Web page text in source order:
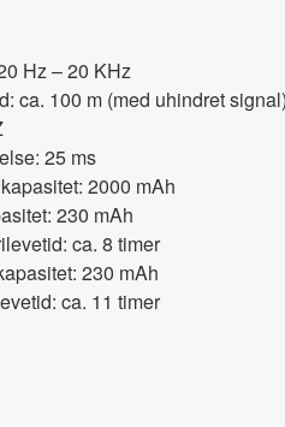
Hz – 20 KHz
ca. 100 m (med uhindret
25 ms
2000 mAh
230 mAh
ca. 8 timer
230 mAh
ca. 11 timer